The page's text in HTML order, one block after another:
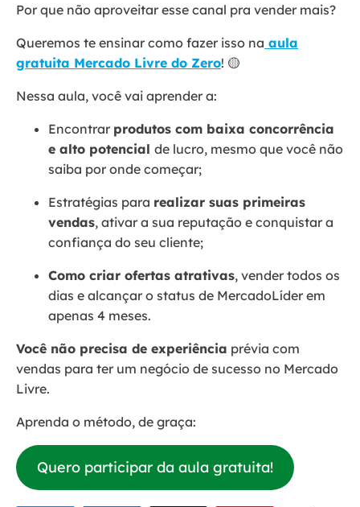
Por que não aproveitar esse canal pra vender mais?
Queremos te ensinar como fazer isso na aula
gratuita Mercado Livre do Zero! 🟡
Nessa aula, você vai aprender a:
Encontrar produtos com baixa concorrência
e alto potencial de lucro, mesmo que você não
saiba por onde começar​​​​​​​;
Estratégias para realizar suas primeiras
vendas, ativar a sua reputação e conquistar a
confiança do seu cliente;
Como criar ofertas atrativas, vender todos os
dias e alcançar o status de MercadoLíder em
apenas 4 meses.
Você não precisa de experiência prévia com
vendas para ter um negócio de sucesso no Mercado
Livre.
Aprenda o método, de graça:
Quero participar da aula gratuita!